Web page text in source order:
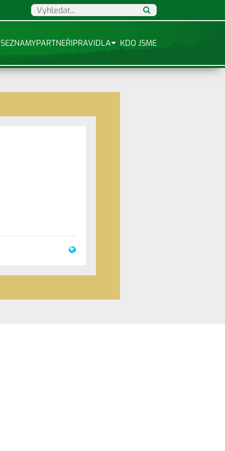
SEZNAMYPARTNEŘIPRAVIDLA KDO JSME